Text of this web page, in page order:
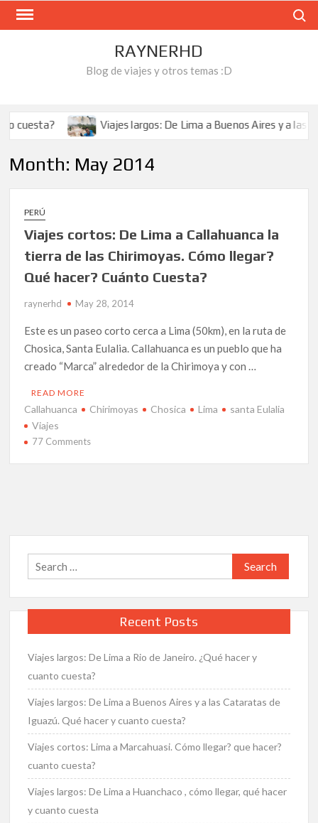
Skip
RAYNERHD
Blog de viajes y otros temas :D
cuesta? Viajes largos: De Lima a Buenos Aires y a las
Month: May 2014
PERÚ
Viajes cortos: De Lima a Callahuanca la
tierra de las Chirimoyas. Cómo llegar?
Qué hacer? Cuánto Cuesta?
raynerhd May 28, 2014
Este es un paseo corto cerca a Lima (50km), en la ruta de
Chosica, Santa Eulalia. Callahuanca es un pueblo que ha
creado “Marca” alrededor de la Chirimoya y con …
READ MORE
Callahuanca Chirimoyas Chosica Lima
santa Eulalia
Viajes
77 Commentson
Callahuanca
de
las
Chirimoyas.
Qué
hacer?
Cuánto
Cuesta?
Search
for:
Recent Posts
Viajes largos: De Lima a Rio de Janeiro. ¿Qué hacer y
cuanto cuesta?
Viajes largos: De Lima a Buenos Aires y a las Cataratas de
Iguazú. Qué hacer y cuanto cuesta?
Viajes cortos: Lima a Marcahuasi. Cómo llegar? que hacer?
cuanto cuesta?
Viajes largos: De Lima a Huanchaco , cómo llegar, qué hacer
y cuanto cuesta